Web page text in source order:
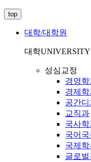
top
대학/대학원
대학UNIVERSITY
성심교정
경영
경제
공간
교직과
국사
국어
국제학
글로